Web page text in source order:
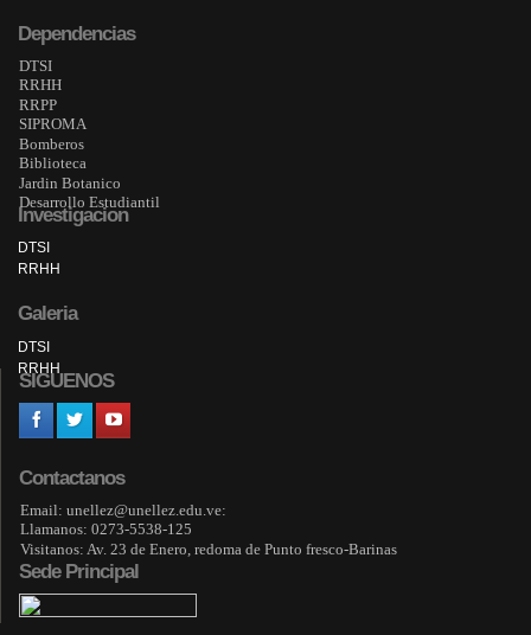
Dependencias
DTSI
RRHH
RRPP
SIPROMA
Bomberos
Biblioteca
Jardin Botanico
Desarrollo Estudiantil
Investigacion
DTSI
RRHH
Galeria
DTSI
RRHH
SIGUENOS
Contactanos
Email: unellez@unellez.edu.ve:
Llamanos: 0273-5538-125
Visitanos: Av. 23 de Enero, redoma de Punto fresco-Barinas
Sede Principal